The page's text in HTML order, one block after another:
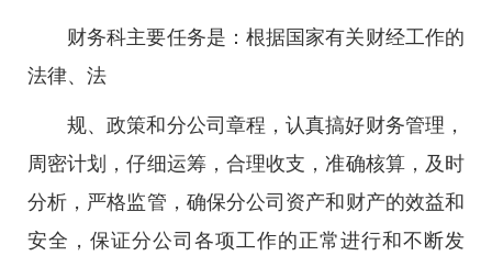
财务科主要任务是：根据国家有关财经工作的
法律、法
规、政策和分公司章程，认真搞好财务管理，
周密计划，仔细运筹，合理收支，准确核算，及时
分析，严格监管，确保分公司资产和财产的效益和
安全，保证分公司各项工作的正常进行和不断发